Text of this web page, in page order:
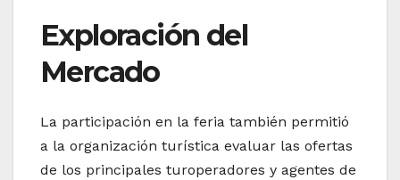
Exploración del
Mercado
La participación en la feria también permitió
a la organización turística evaluar las ofertas
de los principales turoperadores y agentes de